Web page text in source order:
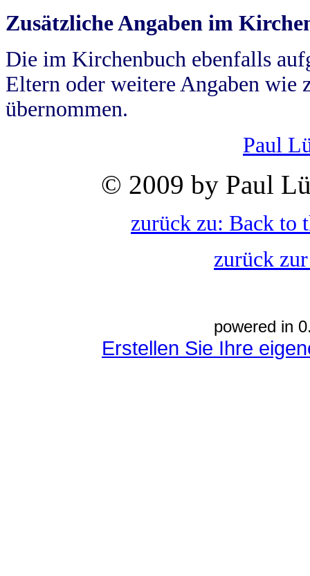
Zusätzliche Angaben im
Die im Kirchenbuch ebenfalls
Eltern oder weitere Angaben wie
übernommen.
Paul
© 2009 by Paul
zurück zu: Back to
zurück
powered in
Erstellen Sie Ihre